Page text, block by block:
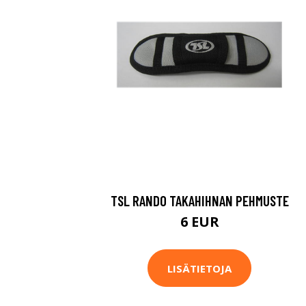
TSL RANDO TAKAHIHNAN PEHMUSTE
6 EUR
LISÄTIETOJA